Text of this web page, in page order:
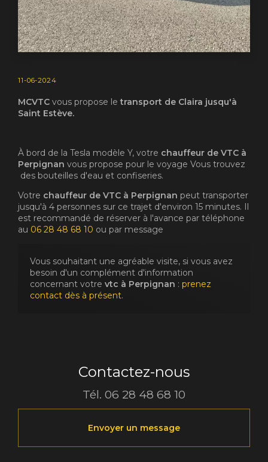
11-06-2024
MCVTC vous propose letransport de Claira jusqu'à
Saint Estève.
À bord de la Tesla modèle Y, votre chauffeur de VTC à
Perpignan vous propose pour le voyage Vous trouvez
des bouteilles d'eau et confiseries.
Votre chauffeur de VTC à Perpignan peut transporter
jusqu'à 4 personnes sur ce trajet d'environ 15 minutes. Il
est recommandé de réserver à l'avance par téléphone
au 06 28 48 68 10 ou par message
Vous souhaitant une agréable visite, si vous avez
besoin d'un complément d'information
concernant votre vtc à Perpignan : prenez
contact dès à présent.
Contactez-nous
Tél. 06 28 48 68 10
Envoyer un message